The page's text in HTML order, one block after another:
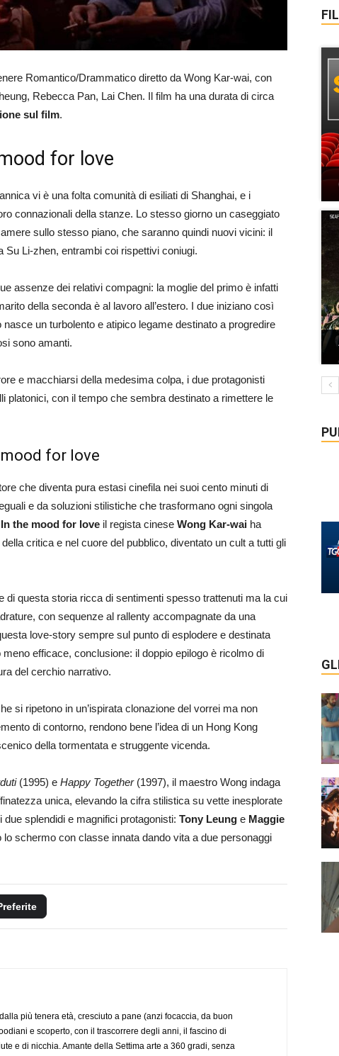
Romantico/Drammatico diretto da Wong Kar-wai, con
Rebecca Pan, Lai Chen. Il film ha una durata di circa
sul film.
for love
vi è una folta comunità di esiliati di Shanghai, e i
connazionali della stanze. Lo stesso giorno un caseggiato
sullo stesso piano, che saranno quindi nuovi vicini: il
Li-zhen, entrambi coi rispettivi coniugi.
assenze dei relativi compagni: la moglie del primo è infatti
della seconda è al lavoro all’estero. I due iniziano così
un turbolento e atipico legame destinato a progredire
sono amanti.
e macchiarsi della medesima colpa, i due protagonisti
platonici, con il tempo che sembra destinato a rimettere le
for love
che diventa pura estasi cinefila nei suoi cento minuti di
e da soluzioni stilistiche che trasformano ogni singola
In the mood for love il regista cinese Wong Kar-wai ha
critica e nel cuore del pubblico, diventato un cult a tutti gli
di questa storia ricca di sentimenti spesso trattenuti ma la cui
con sequenze al rallenty accompagnate da una
love-story sempre sul punto di esplodere e destinata
efficace, conclusione: il doppio epilogo è ricolmo di
del cerchio narrativo.
si ripetono in un’ispirata clonazione del vorrei ma non
di contorno, rendono bene l’idea di un Hong Kong
della tormentata e struggente vicenda.
(1995) e Happy Together(1997), il maestro Wong indaga
unica, elevando la cifra stilistica su vette inesplorate
due splendidi e magnifici protagonisti: Tony Leung e Maggie
schermo con classe innata dando vita a due personaggi
più tenera età, cresciuto a pane (anzi focaccia, da buon
e scoperto, con il trascorrere degli anni, il fascino di
e di nicchia. Amante della Settima arte a 360 gradi, senza